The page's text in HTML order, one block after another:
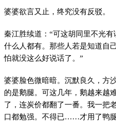
婆婆欲言又止，终究没有反驳。
秦江胜续道：“可这胡同里不光有
什么人都有。那些人若是知道自
怕就没这么好说话了。”
婆婆脸色微暗暗。沉默良久，
的是鹅腿。可这几年，鹅越来越
了，连炭价都翻了一番。我一把
口都勉强。不得已……才用了鸭